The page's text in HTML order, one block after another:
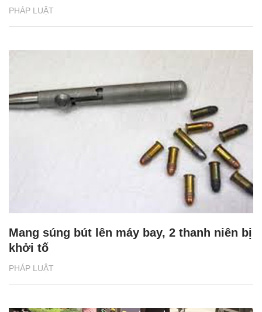
PHÁP LUẬT
PHÁP LUẬT
Mang súng bút lên máy bay, 2 thanh niên bị
khởi tố